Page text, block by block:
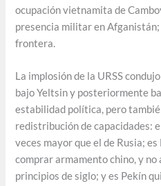
ocupación vietnamita de
presencia militar en
frontera.
La implosión de la URSS
bajo Yeltsin y posteriormente
estabilidad política, pero
redistribución de capacidades:
veces mayor que el de Rusia;
comprar armamento chino, y no
principios de siglo; y es Pekín